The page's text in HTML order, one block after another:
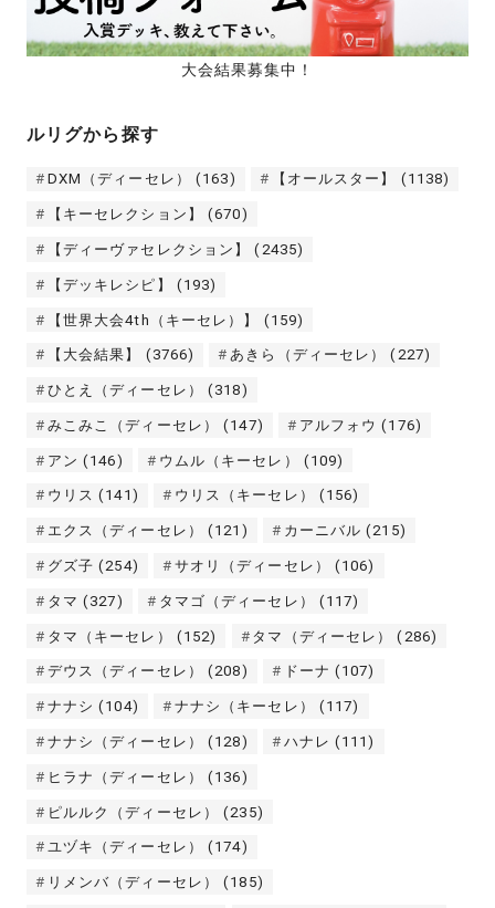
大会結果募集中！
ルリグから探す
DXM（ディーセレ） (163) 【オールスター】 (1138)
【キーセレクション】 (670)
【ディーヴァセレクション】 (2435)
【デッキレシピ】 (193)
【世界大会4th（キーセレ）】 (159)
【大会結果】 (3766) あきら（ディーセレ） (227)
ひとえ（ディーセレ） (318)
みこみこ（ディーセレ） (147) アルフォウ (176)
アン (146) ウムル（キーセレ） (109)
ウリス (141) ウリス（キーセレ） (156)
エクス（ディーセレ） (121) カーニバル (215)
グズ子 (254) サオリ（ディーセレ） (106)
タマ (327) タマゴ（ディーセレ） (117)
タマ（キーセレ） (152) タマ（ディーセレ） (286)
デウス（ディーセレ） (208) ドーナ (107)
ナナシ (104) ナナシ（キーセレ） (117)
ナナシ（ディーセレ） (128) ハナレ (111)
ヒラナ（ディーセレ） (136)
ピルルク（ディーセレ） (235)
ユヅキ（ディーセレ） (174)
リメンバ（ディーセレ） (185)